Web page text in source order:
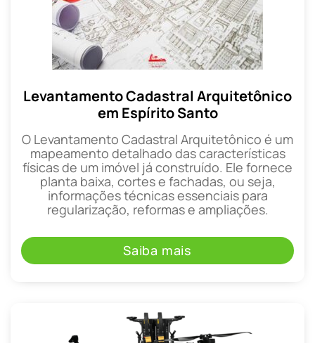
Levantamento Cadastral Arquitetônico
em Espírito Santo
O Levantamento Cadastral Arquitetônico é um
mapeamento detalhado das características
físicas de um imóvel já construído. Ele fornece
planta baixa, cortes e fachadas, ou seja,
informações técnicas essenciais para
regularização, reformas e ampliações.
Saiba mais